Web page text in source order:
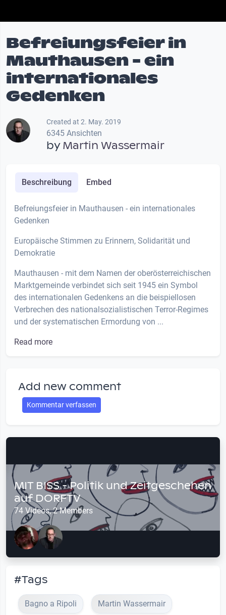
Befreiungsfeier in
Mauthausen - ein
internationales
Gedenken
Created at 2. May. 2019
6345 Ansichten
byMartin Wassermair
Beschreibung Embed
Befreiungsfeier in Mauthausen - ein internationales
Gedenken
Europäische Stimmen zu Erinnern, Solidarität und
Demokratie
Mauthausen - mit dem Namen der oberösterreichischen
Marktgemeinde verbindet sich seit 1945 ein Symbol
des internationalen Gedenkens an die beispiellosen
Verbrechen des nationalsozialistischen Terror-Regimes
und der systematischen Ermordung von ...
Read more
Add new comment
Kommentar verfassen
MIT BISS - Politik und Zeitgeschehen
auf DORFTV
74 Videos, 2 Members
#Tags
Bagno a Ripoli Martin Wassermair